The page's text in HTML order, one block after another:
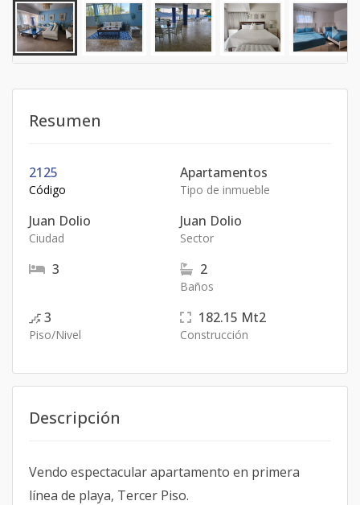
Resumen
2125
Código
Apartamentos
Tipo de inmueble
Juan Dolio
Ciudad
Juan Dolio
Sector
3 2
Baños
3
Piso/Nivel
182.15 Mt2
Construcción
Descripción
Vendo espectacular apartamento en primera
línea de playa, Tercer Piso.